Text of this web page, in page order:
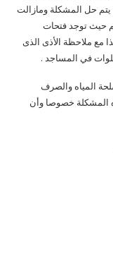
حل المشكلة ومازالت
حيث توجد فتحات
مع ملاحظة الأذى الذى
في المساجد .
المياه والصرف
المشكلة خصوصا وأن